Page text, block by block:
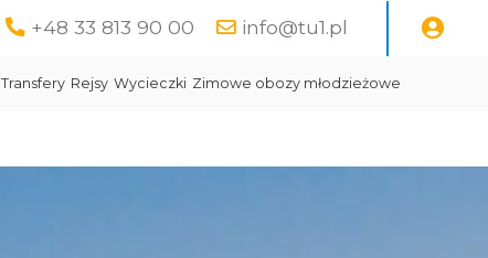
+48 33 813 90 00 info@tu1.pl
Transfery Rejsy Wycieczki Zimowe obozy młodzieżowe